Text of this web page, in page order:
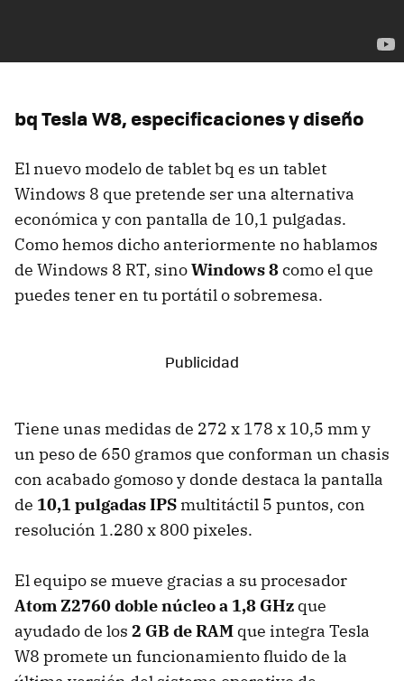
bq Tesla W8, especificaciones y diseño
El nuevo modelo de tablet bq es un tablet
Windows 8 que pretende ser una alternativa
económica y con pantalla de 10,1 pulgadas.
Como hemos dicho anteriormente no hablamos
de Windows 8 RT, sinoWindows 8como el que
puedes tener en tu portátil o sobremesa.
Tiene unas medidas de 272 x 178 x 10,5 mm y
un peso de 650 gramos que conforman un chasis
con acabado gomoso y donde destaca la pantalla
de 10,1 pulgadas IPS multitáctil 5 puntos, con
resolución 1.280 x 800 pixeles.
El equipo se mueve gracias a su procesador
Atom Z2760 doble núcleo a 1,8 GHz que
ayudado de los 2 GB de RAM que integra Tesla
W8 promete un funcionamiento fluido de la